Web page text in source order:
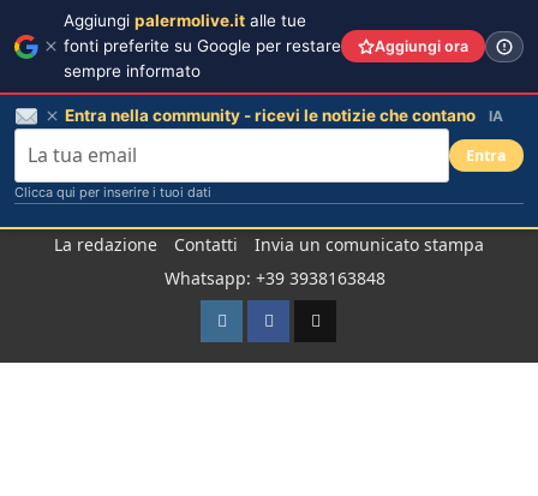
La redazione Contatti
Invia un comunicato stampa
Whatsapp: +39 3938163848
InstagramFacebook
TikTok
Aggiungi palermolive.it alle tue
fonti preferite su Google per restare
sempre informato
Aggiungi ora
Entra nella community - ricevi le notizie che contano IA
Entra
Clicca qui per inserire i tuoi dati